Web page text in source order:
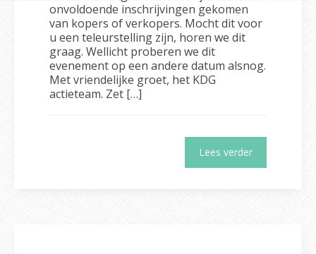
onvoldoende inschrijvingen gekomen
van kopers of verkopers. Mocht dit voor
u een teleurstelling zijn, horen we dit
graag. Wellicht proberen we dit
evenement op een andere datum alsnog.
Met vriendelijke groet, het KDG
actieteam. Zet […]
Lees verder